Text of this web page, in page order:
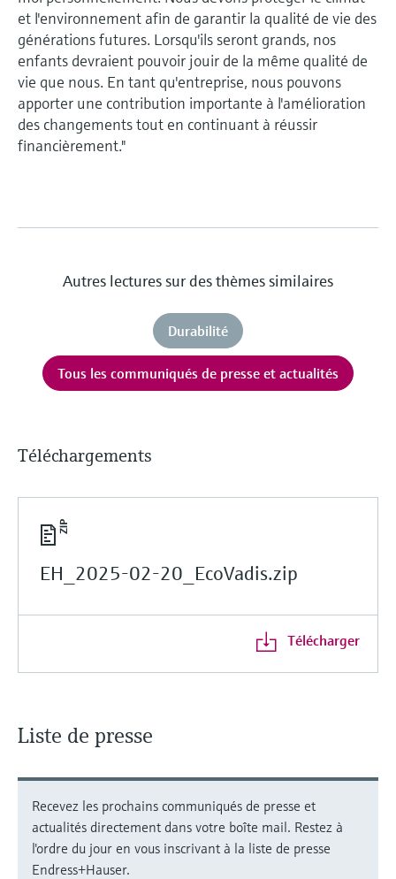
et l'environnement afin de garantir la qualité de vie des
générations futures. Lorsqu'ils seront grands, nos
enfants devraient pouvoir jouir de la même qualité de
vie que nous. En tant qu'entreprise, nous pouvons
apporter une contribution importante à l'amélioration
des changements tout en continuant à réussir
financièrement."
Autres lectures sur des thèmes similaires
Durabilité
Tous les communiqués de presse et actualités
Téléchargements
EH_2025-02-20_EcoVadis.zip
Télécharger
Liste de presse
Recevez les prochains communiqués de presse et
actualités directement dans votre boîte mail. Restez à
l'ordre du jour en vous inscrivant à la liste de presse
Endress+Hauser.